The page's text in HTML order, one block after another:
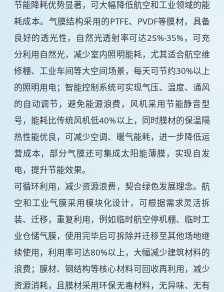
节能降耗优势显著，可大幅降低航空和工业领域的能
耗成本。气膜结构采用的PTFE、PVDF等膜材，具备
良好的透光性，自然光透射率可达25%-35%，可充
分利用自然光，减少室内照明能耗，尤其适合航空维
修棚、工业车间等大空间场景，每天可节约30%以上
的照明用电；智能控制系统可实现气压、温度、通风
的自动调节，避免能源浪费，风机采用节能静音型
号，能耗比传统风机低40%以上，同时膜材的保温隔
热性能优良，可减少空调、暖气能耗，进一步降低运
营成本，部分气膜还可集成太阳能薄膜，实现自发
电，提升节能效果。
可循环利用，减少资源浪费，契合绿色发展理念。航
空和工业气膜采用模块化设计，可根据需求灵活拆
装、迁移，重复利用，例如临时航空停机棚、临时工
业仓储气膜，使用完毕后可拆除并迁移至其他场地继
续使用，利用率可达80%以上，大幅减少建筑材料的
浪费；膜材、钢结构等核心材料可回收再利用，减少
资源消耗，且膜材采用环保无毒材料，无异味、无有